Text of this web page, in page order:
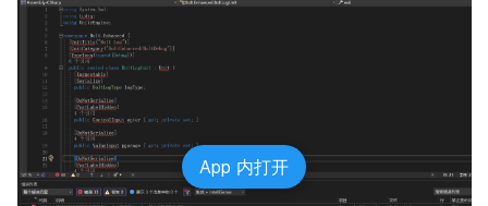
App 内打开